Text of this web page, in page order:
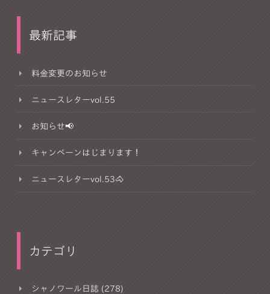
最新記事
料金変更のお知らせ
ニュースレターvol.55
お知らせ📢
キャンペーンはじまります！
ニュースレターvol.53🐴
カテゴリ
シャノワール日誌 (278)